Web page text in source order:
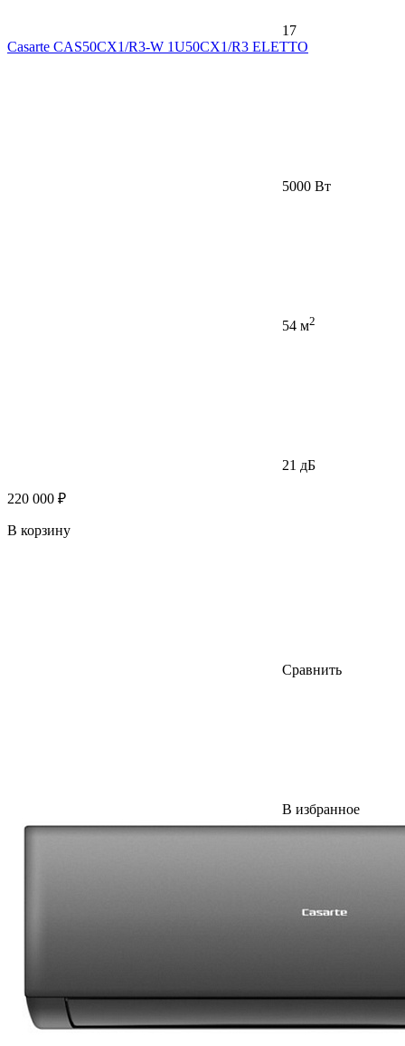
17
Casarte CAS50CX1/R3-W 1U50CX1/R3 ELETTO
5000 Вт
54 м2
21 дБ
220 000 ₽
В корзину
Сравнить
В избранное